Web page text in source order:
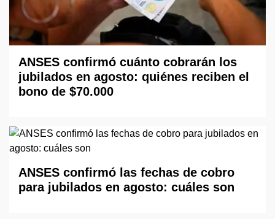
ANSES confirmó cuánto cobrarán los
jubilados en agosto: quiénes reciben el
bono de $70.000
ANSES confirmó las fechas de cobro
para jubilados en agosto: cuáles son